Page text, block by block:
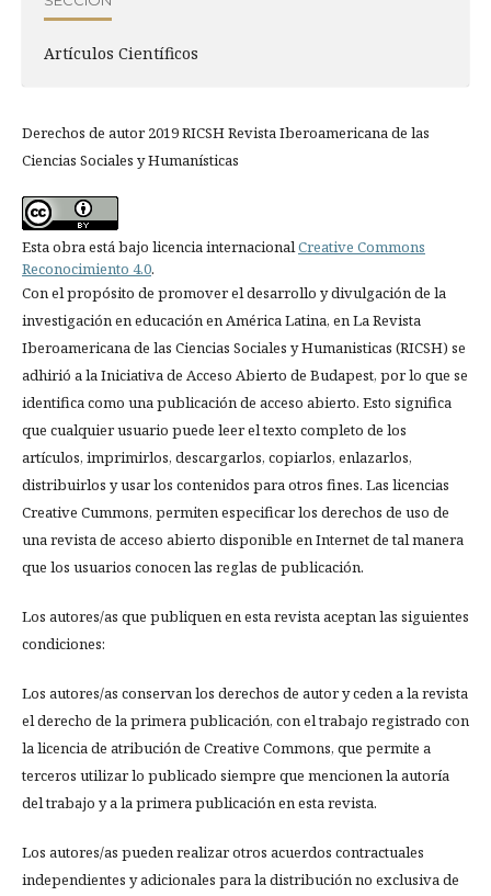
Artí­culos Científicos
Derechos de autor 2019 RICSH Revista Iberoamericana de las
Ciencias Sociales y Humanísticas
Esta obra está bajo licencia internacionalCreative Commons
Reconocimiento 4.0.
Con el propósito de promover el desarrollo y divulgación de la
investigación en educación en América Latina, en La Revista
Iberoamericana de las Ciencias Sociales y Humanisticas (RICSH) se
adhirió a la Iniciativa de Acceso Abierto de Budapest, por lo que se
identifica como una publicación de acceso abierto. Esto significa
que cualquier usuario puede leer el texto completo de los
artículos, imprimirlos, descargarlos, copiarlos, enlazarlos,
distribuirlos y usar los contenidos para otros fines. Las licencias
Creative Cummons, permiten especificar los derechos de uso de
una revista de acceso abierto disponible en Internet de tal manera
que los usuarios conocen las reglas de publicación.
Los autores/as que publiquen en esta revista aceptan las siguientes
condiciones:
Los autores/as conservan los derechos de autor y ceden a la revista
el derecho de la primera publicación, con el trabajo registrado con
la licencia de atribución de Creative Commons, que permite a
terceros utilizar lo publicado siempre que mencionen la autoría
del trabajo y a la primera publicación en esta revista.
Los autores/as pueden realizar otros acuerdos contractuales
independientes y adicionales para la distribución no exclusiva de